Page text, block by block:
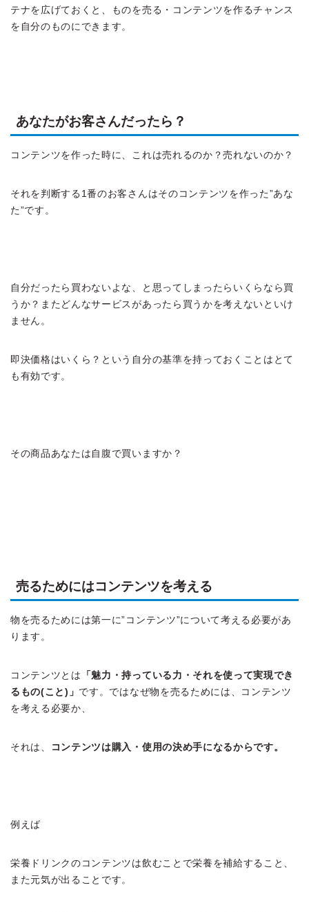
テナを広げておくと、ものを売る・コンテンツを作るチャンス
を自分のものにできます。
あなたがお客さんだったら？
コンテンツを作った時に、これは売れるのか？売れないのか？
それを判断する1番のお客さんはそのコンテンツを作った”あな
た”です。
自分だったら買わないよな、と思ってしまったらいくらなら買
うか？またどんなサービスがあったら買うかを考えないといけ
ません。
即決価格はいくら？という自分の基準を持っておくことはとて
も有効です。
その商品あなたは自腹で買いますか？
売るためにはコンテンツを考える
物を売るためには第一に”コンテンツ”について考える必要があ
ります。
コンテンツとは
「魅力・持っている力・それを使って実現でき
るもの(こと)」 です。ではなぜ物を売るためには、コンテンツ
を考える必要か、
それは、 コンテンツは購入・使用の決め手になるからです。
例えば
栄養ドリンクのコンテンツは飲むことで栄養を補給すること、
また元気が出ることです。